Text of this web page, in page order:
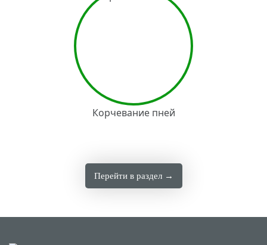
Корчевание пней
Перейти в раздел →